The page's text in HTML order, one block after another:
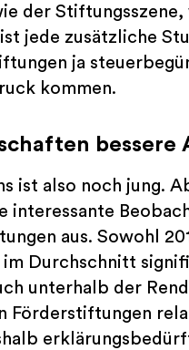
der
jede zusätzliche
ja
kommen.
bessere
ist also noch jung.
interessante
aus. Sowohl
Durchschnitt
unterhalb der
Förderstiftungen